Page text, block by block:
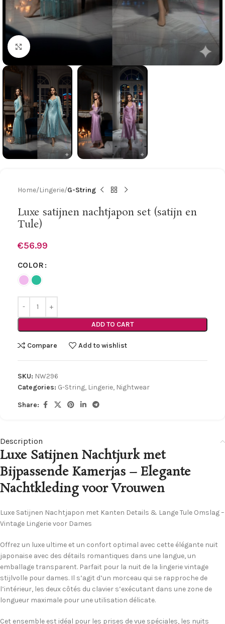
Click to enlarge
Home Lingerie G-String
Luxe satijnen nachtjapon set (satijn en
Tule)
€56.99
COLOR
ADD TO CART
Compare Add to wishlist
SKU: NW296
Categories: G-String, Lingerie, Nightwear
Share:
Description
Luxe Satijnen Nachtjurk met
Bijpassende Kamerjas – Elegante
Nachtkleding voor Vrouwen
Luxe Satijnen Nachtjapon met Kanten Details & Lange Tule Omslag –
Vintage Lingerie voor Dames
Offrez un luxe ultime et un confort optimal avec cette élégante nuit
japonaise avec des détails romantiques dans une langue, un
emballage transparent. Parfait pour la nuit de la lingerie vintage
stijlvolle pour dames. Il s’agit d’un morceau qui se rapproche de
l’intérieur, les deux côtés du clavier s’exécutant dans une zone de
longueur maximale pour une utilisation délicate.
Cet ensemble est idéal pour les prises de vue spéciales, les nuits